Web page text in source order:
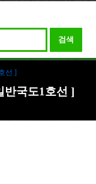
검색
선 ]
반국도1호선 ]